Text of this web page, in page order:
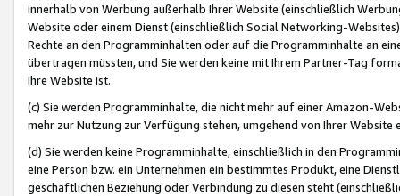
innerhalb von Werbung außerhalb Ihrer Website (einschließlich
Website oder einem Dienst (einschließlich Social Networking-
Rechte an den Programminhalten oder auf die Programminhalte an
übertragen müssten, und Sie werden keine mit Ihrem Partner-Tag
Ihre Website ist.
(c) Sie werden Programminhalte, die nicht mehr auf einer Amazon-
mehr zur Nutzung zur Verfügung stehen, umgehend von Ihrer
(d) Sie werden keine Programminhalte, einschließlich in den
eine Person bzw. ein Unternehmen ein bestimmtes Produkt, eine
geschäftlichen Beziehung oder Verbindung zu diesen steht